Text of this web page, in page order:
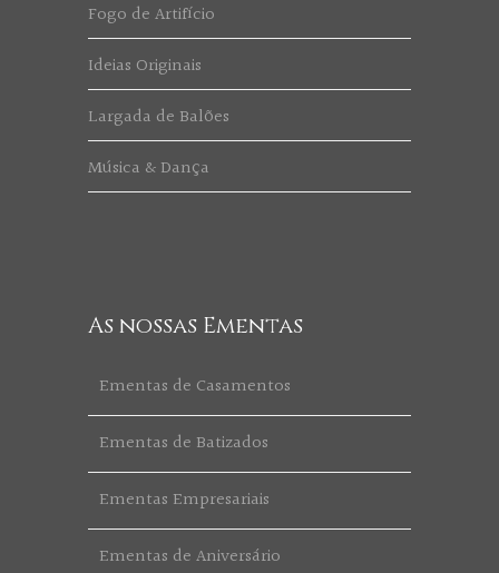
Fogo de Artifício
Ideias Originais
Largada de Balões
Música & Dança
As nossas Ementas
Ementas de Casamentos
Ementas de Batizados
Ementas Empresariais
Ementas de Aniversário